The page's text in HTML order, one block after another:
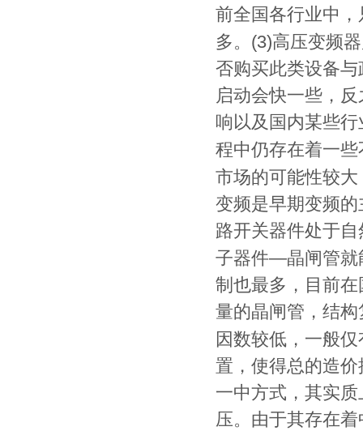
前全国各行业中
多。 (3)高压变频器
否购买此类设备
启动会快一些，
响以及国内某些
程中仍存在着一
市场的可能性较
变频是早期变频
路开关器件处于
子器件—晶闸管
制也最多，目前
量的晶闸管，结
因数较低，一般仅
置，使得总的造
一中方式，其实
压。由于其存在